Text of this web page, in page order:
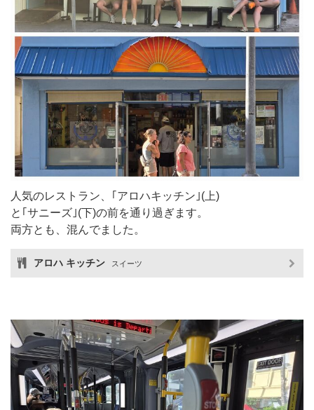
人気のレストラン、｢アロハキッチン｣(上)
と｢サニーズ｣(下)の前を通り過ぎます。
両方とも、混んでました。
アロハ キッチン スイーツ